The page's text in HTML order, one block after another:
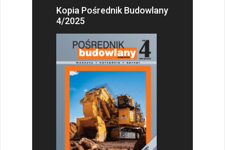
Kopia Pośrednik Budowlany
4/2025